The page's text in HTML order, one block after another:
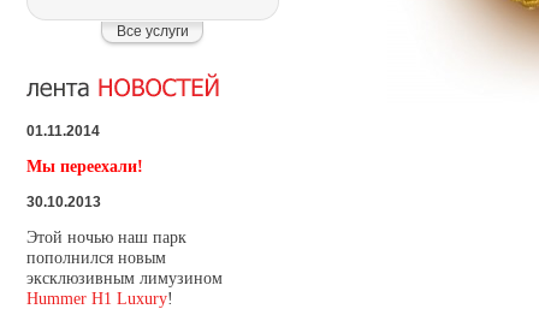
Все услуги
01.11.2014
Мы переехали!
30.10.2013
Этой ночью наш парк
пополнился новым
эксклюзивным лимузином
Hummer H1 Luxury!